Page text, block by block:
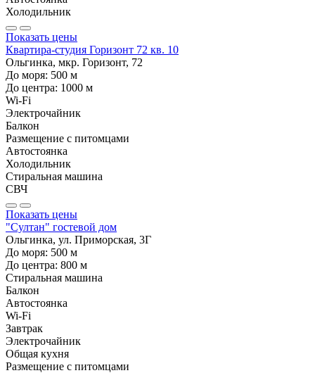
Холодильник
Показать цены
Квартира-студия Горизонт 72 кв. 10
Ольгинка, мкр. Горизонт, 72
До моря: 500 м
До центра: 1000 м
Wi-Fi
Электрочайник
Балкон
Размещение с питомцами
Автостоянка
Холодильник
Стиральная машина
СВЧ
Показать цены
"Султан" гостевой дом
Ольгинка, ул. Приморская, 3Г
До моря: 500 м
До центра: 800 м
Стиральная машина
Балкон
Автостоянка
Wi-Fi
Завтрак
Электрочайник
Общая кухня
Размещение с питомцами